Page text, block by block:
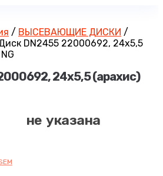
/ ВЫСЕВАЮЩИЕ ДИСКИ /
DN2455 22000692, 24х5,5
24х5,5 (арахис)
не указана